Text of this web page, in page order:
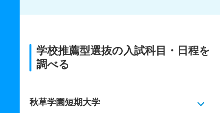
学校推薦型選抜の入試科目・日程を
調べる
秋草学園短期大学